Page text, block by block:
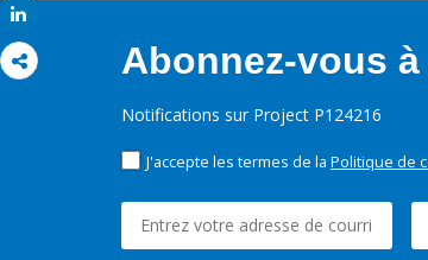
Abonnez-vous
Notifications sur Project P124216
J'accepte les termes de la Politique de